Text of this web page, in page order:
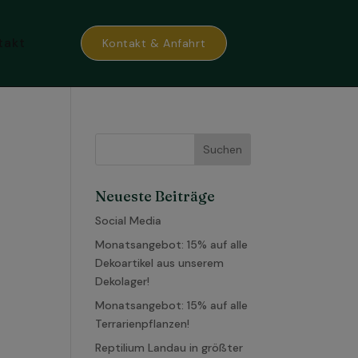
Kontakt & Anfahrt
Neueste Beiträge
Social Media
Monatsangebot: 15% auf alle
Dekoartikel aus unserem
Dekolager!
Monatsangebot: 15% auf alle
Terrarienpflanzen!
Reptilium Landau in größter